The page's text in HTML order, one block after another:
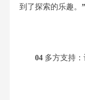
到了探索的乐趣。 ”
04 多方支持：